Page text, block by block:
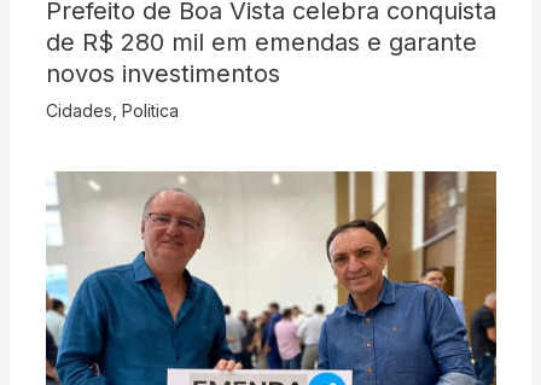
Prefeito de Boa Vista celebra conquista
de R$ 280 mil em emendas e garante
novos investimentos
Cidades Politica